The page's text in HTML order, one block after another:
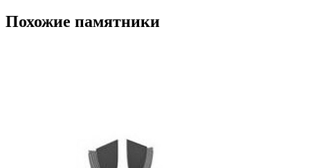
Похожие памятники